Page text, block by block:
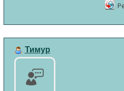
Тимур